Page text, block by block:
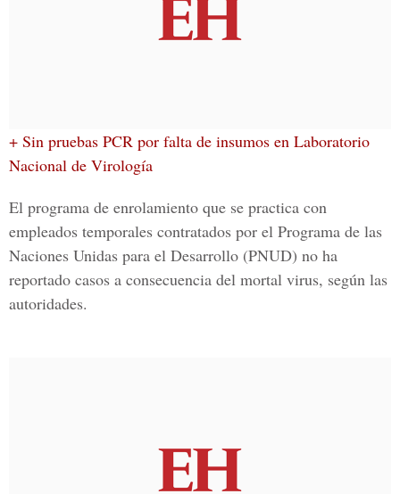
+ Sin pruebas PCR por falta de insumos en Laboratorio
Nacional de Virología
El programa de enrolamiento que se practica con
empleados temporales contratados por el Programa de las
Naciones Unidas para el Desarrollo (PNUD) no ha
reportado casos a consecuencia del mortal virus, según las
autoridades.